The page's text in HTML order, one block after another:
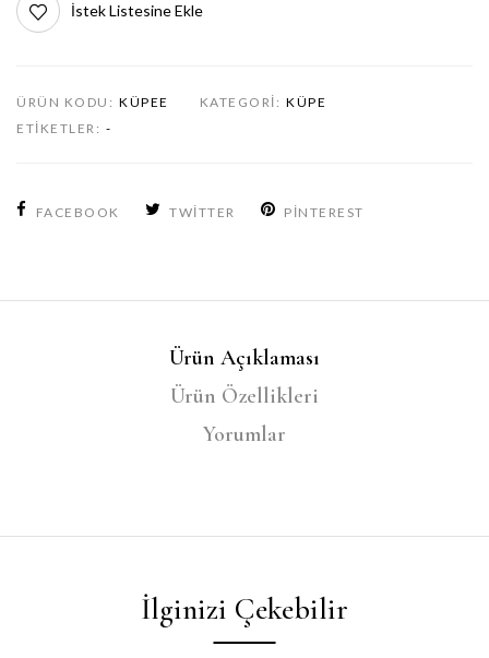
İstek Listesine Ekle
ÜRÜN KODU: KÜPEE KATEGORI: KÜPE
ETIKETLER: -
FACEBOOK TWITTER PINTEREST
Ürün Açıklaması
Ürün Özellikleri
Yorumlar
İlginizi Çekebilir